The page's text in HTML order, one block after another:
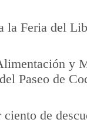
la Feria del
y
Paseo de
de